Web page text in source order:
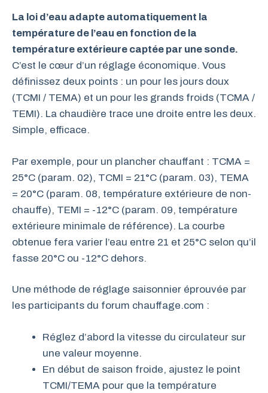
La loi d’eau adapte automatiquement la
température de l’eau en fonction de la
température extérieure captée par une sonde.
C’est le cœur d’un réglage économique. Vous
définissez deux points : un pour les jours doux
(TCMI / TEMA) et un pour les grands froids (TCMA /
TEMI). La chaudière trace une droite entre les deux.
Simple, efficace.
Par exemple, pour un plancher chauffant : TCMA =
25°C (param. 02), TCMI = 21°C (param. 03), TEMA
= 20°C (param. 08, température extérieure de non-
chauffe), TEMI = -12°C (param. 09, température
extérieure minimale de référence). La courbe
obtenue fera varier l’eau entre 21 et 25°C selon qu’il
fasse 20°C ou -12°C dehors.
Une méthode de réglage saisonnier éprouvée par
les participants du forum chauffage.com :
Réglez d’abord la vitesse du circulateur sur
une valeur moyenne.
En début de saison froide, ajustez le point
TCMI/TEMA pour que la température